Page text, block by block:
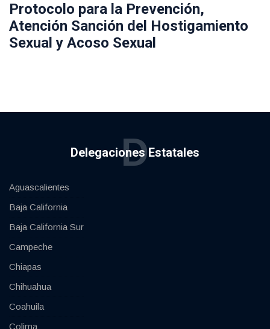
Protocolo para la Prevención,
Atención Sanción del Hostigamiento
Sexual y Acoso Sexual
Delegaciones Estatales
D
Aguascalientes
Baja California
Baja California Sur
Campeche
Chiapas
Chihuahua
Coahuila
Colima